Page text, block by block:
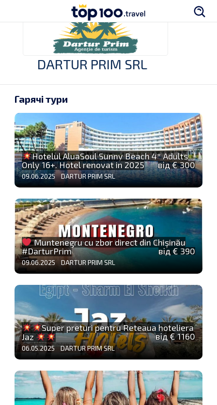
DARTUR PRIM SRL
Гарячі тури
Hotelul AluaSoul Sunny Beach 4* Adults
Only 16+. Hotel renovat in 2025
від € 300
09.06.2025 DARTUR PRIM SRL
Muntenegru cu zbor direct din Chișinău
#DarturPrim
від € 390
09.06.2025 DARTUR PRIM SRL
Super preturi pentru Reteaua hoteliera
Jaz
від € 1160
06.05.2025 DARTUR PRIM SRL